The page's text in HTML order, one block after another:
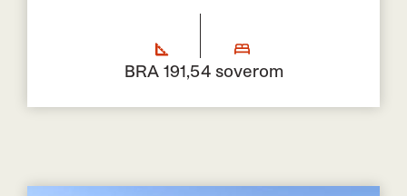
BRA 191,54 soverom